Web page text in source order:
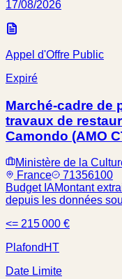
17/08/2026
Appel d'Offre Public
Expiré
Marché-cadre de
travaux de
Camondo (AMO
Ministère de la
France
71356100
Budget IAMontant
depuis les données
<= 215 000 €
Plafond HT
Date Limite